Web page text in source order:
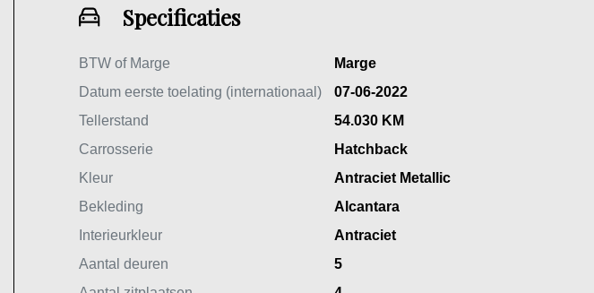
Specificaties
BTW of Marge
Marge
Datum eerste toelating (internationaal)
07-06-2022
Tellerstand
54.030 KM
Carrosserie
Hatchback
Kleur
Antraciet Metallic
Bekleding
Alcantara
Interieurkleur
Antraciet
Aantal deuren
5